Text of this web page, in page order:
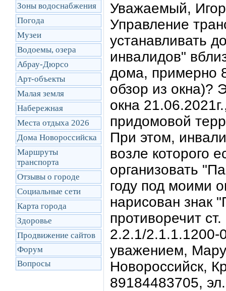
Зоны водоснабжения
Погода
Музеи
Водоемы, озера
Абрау-Дюрсо
Арт-объекты
Малая земля
Набережная
Места отдыха 2026
Дома Новороссийска
Маршруты
транcпорта
Отзывы о городе
Социальные сети
Карта города
Здоровье
Продвижение сайтов
Форум
Вопросы
Уважаемый,
Управление
устанавливать
инвалидов"
дома, примерно
обзор из окна)?
окна
придомовой
При этом,
возле которого
организовать
году под моими
нарисован знак
противоречит
2.2.1/
уважением,
Новороссийск,
89184483705,